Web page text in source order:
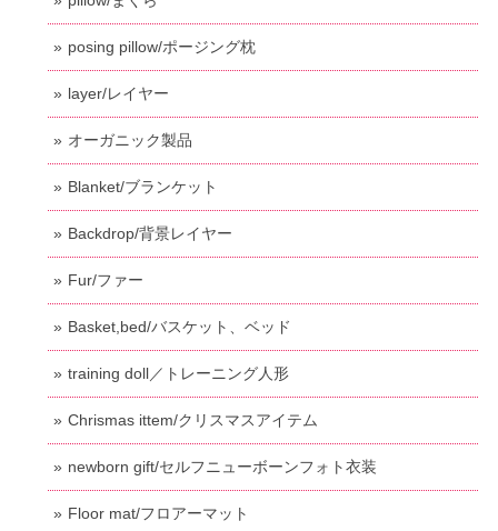
posing pillow/ポージング枕
layer/レイヤー
オーガニック製品
Blanket/ブランケット
Backdrop/背景レイヤー
Fur/ファー
Basket,bed/バスケット、ベッド
training doll／トレーニング人形
Chrismas ittem/クリスマスアイテム
newborn gift/セルフニューボーンフォト衣装
Floor mat/フロアーマット